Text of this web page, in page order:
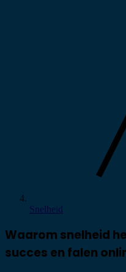
Snelheid
Waarom snelheid
succes en falen